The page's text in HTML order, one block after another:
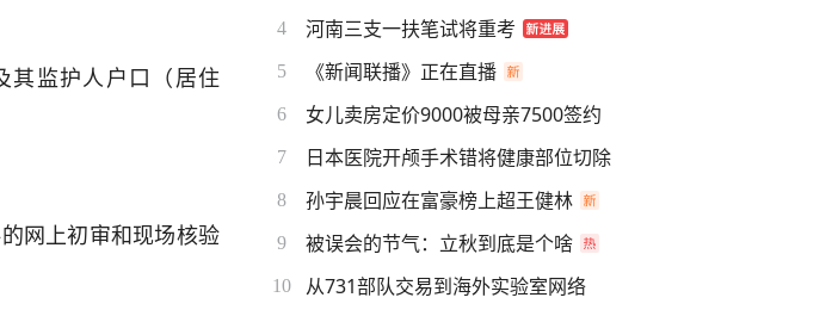
其监护人户口（居住
网上初审和现场核验
4 河南三支一扶笔试将重考
5 《新闻联播》正在直播
6 女儿卖房定价9000被母亲7500签约
7 日本医院开颅手术错将健康部位切除
8 孙宇晨回应在富豪榜上超王健林
9 被误会的节气：立秋到底是个啥
10 从731部队交易到海外实验室网络